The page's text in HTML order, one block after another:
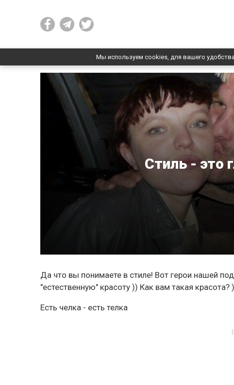
Мы используем cookies, для вашего
Стиль - это
Да что вы понимаете в стиле! Вот герои нашей
"естественную" красоту )) Как вам такая красота? )
Есть челка - есть телка